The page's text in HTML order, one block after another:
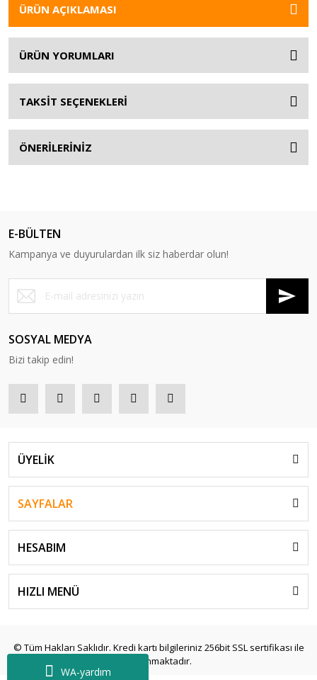
WA-yardım
ÜRÜN AÇIKLAMASI
ÜRÜN YORUMLARI
TAKSİT SEÇENEKLERİ
ÖNERİLERİNİZ
E-BÜLTEN
Kampanya ve duyurulardan ilk siz haberdar olun!
SOSYAL MEDYA
Bizi takip edin!
ÜYELİK
SAYFALAR
HESABIM
HIZLI MENÜ
© Tüm Hakları Saklıdır. Kredi kartı bilgileriniz 256bit SSL sertifikası ile
korunmaktadır.